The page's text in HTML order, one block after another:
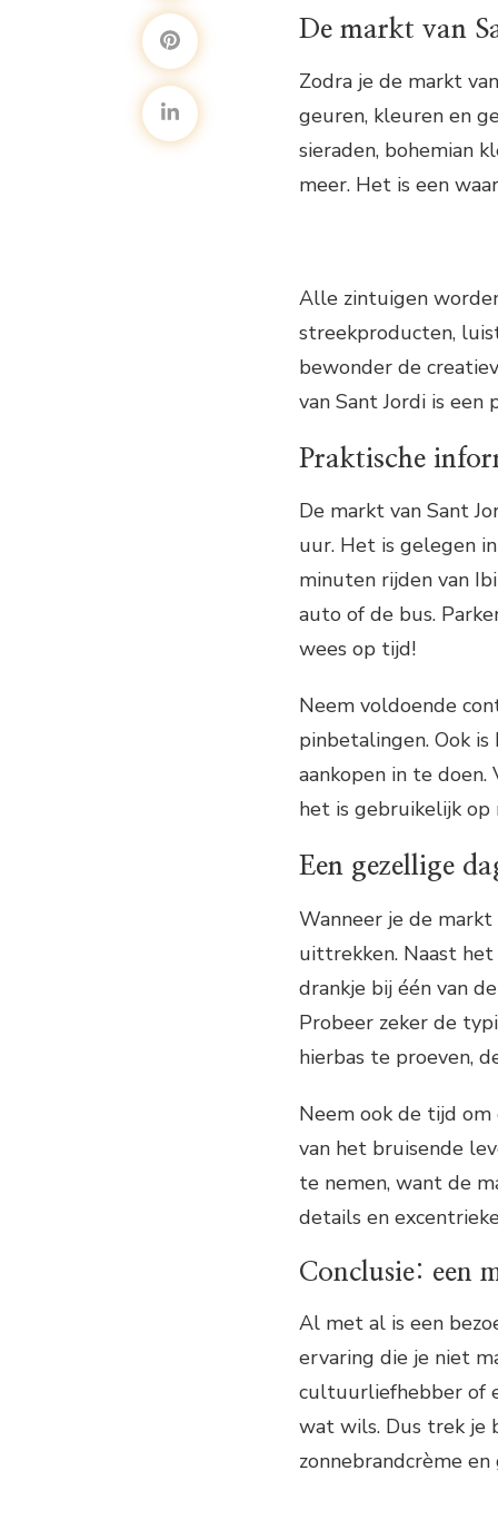
De markt van
Zodra je de markt
geuren, kleuren en
sieraden, bohemian
meer. Het is een
Alle zintuigen
streekproducten,
bewonder de
van Sant Jordi is
Praktische
De markt van Sant
uur. Het is gelegen
minuten rijden van
auto of de bus.
wees op tijd!
Neem voldoende
pinbetalingen. Ook
aankopen in te
het is gebruikelijk op
Een gezellige
Wanneer je de
uittrekken. Naast het
drankje bij één van
Probeer zeker de
hierbas te proeven,
Neem ook de tijd
van het bruisende
te nemen, want de
details en
Conclusie: een
Al met al is een
ervaring die je niet
cultuurliefhebber of
wat wils. Dus trek je
zonnebrandcrème